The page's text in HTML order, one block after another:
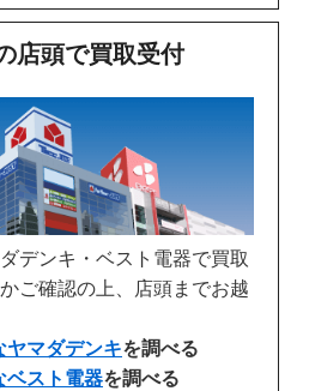
店頭で買取受付
デンキ・ベスト電器で買取
ご確認の上、店頭までお越
ヤマダデンキを調べる
ベスト電器を調べる